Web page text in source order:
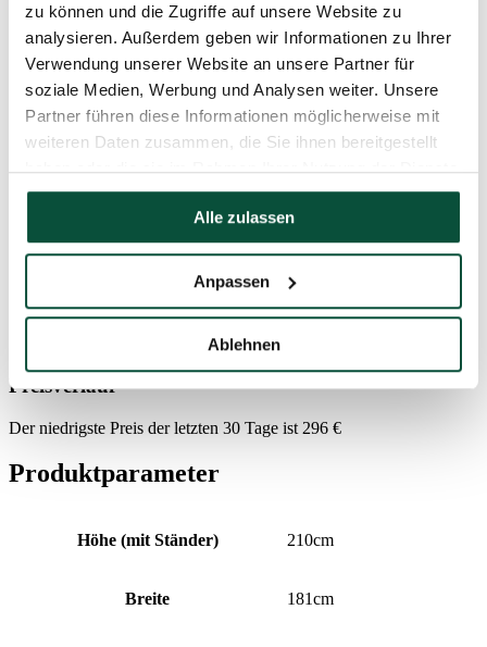
zu können und die Zugriffe auf unsere Website zu
analysieren. Außerdem geben wir Informationen zu Ihrer
Verwendung unserer Website an unsere Partner für
soziale Medien, Werbung und Analysen weiter. Unsere
Partner führen diese Informationen möglicherweise mit
weiteren Daten zusammen, die Sie ihnen bereitgestellt
haben oder die sie im Rahmen Ihrer Nutzung der Dienste
gesammelt haben.
Alle zulassen
Anpassen
Ablehnen
Nadeltyp 3D (PE) + PVC
Paket 1 140x40x40
Anzahl der Teile 3
FAVI Kategória Weihnachtsbäume
Preisverlauf
Der niedrigste Preis der letzten 30 Tage ist 296 €
Produktparameter
Höhe (mit Ständer) 210cm
Breite 181cm